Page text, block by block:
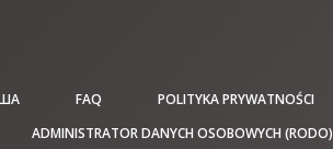
FAQ POLITYKA PRYWATNOŚCI
ADMINISTRATOR DANYCH OSOBOWYCH (RODO)